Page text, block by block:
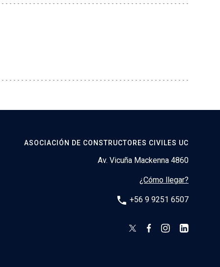
ASOCIACIÓN DE CONSTRUCTORES CIVILES UC
Av. Vicuña Mackenna 4860
¿Cómo llegar?
phone +56 9 9251 6507